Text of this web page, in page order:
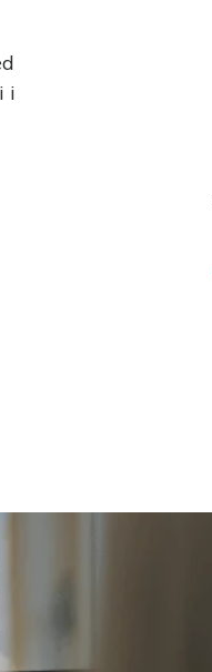
i